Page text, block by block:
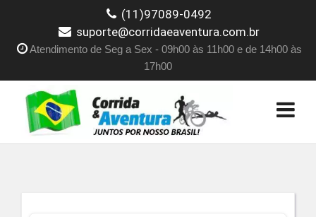
(11)97089-0492
suporte@corridaeaventura.com.br
Atendimento de Seg a Sex - 09h00 às 11h00 e de 14h00 às
17h00